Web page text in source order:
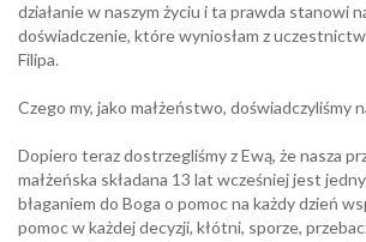
działanie w naszym życiu i ta prawda stanowi
doświadczenie, które wyniosłam z
Filipa.
Czego my, jako małżeństwo, doświadczyliśmy
Dopiero teraz dostrzegliśmy z Ewą, że nasza
małżeńska składana 13 lat wcześniej jest
błaganiem do Boga o pomoc na każdy dzień
pomoc w każdej decyzji, kłótni, sporze,